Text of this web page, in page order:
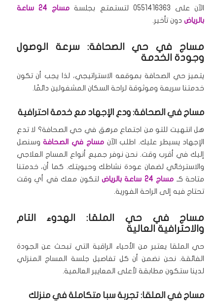
الآن على 0551416363 لتستمتع بجلسة
مساج 24 ساعة
بالرياضدون تأخير.
مساج في حي الصحافة: سرعة الوصول
وجودة الخدمة
يتميز حي الصحافة بموقعه الاستراتيجي، لذا يجب أن تكون
خدمتنا سريعة وموثوقة لراحة السكان المشغولين دائمًا.
مساج في الصحافة: ودع الإجهاد مع خدمة احترافية
هل انتهيت للتو من اجتماع مرهق في حي الصحافة؟ لا تدع
الإجهاد يسيطر عليك. اطلب الآنمساج في الصحافةوسنصل
إليك في أقرب وقت. نحن نوفر جميع أنواع المساج العلاجي
والاسترخائي لضمان عودة نشاطك وحيويتك. كما أن، خدمتنا
متاحة كـ مساج 24 ساعة بالرياض
لتكون معك في أي وقت
تحتاج فيه إلى الراحة الفورية.
مساج في حي الملقا: الهدوء التام
والاحترافية العالية
حي الملقا يعتبر من الأحياء الراقية التي تبحث عن الجودة
الفائقة. نحن نضمن أن كل تفاصيل جلسة المساج المنزلي
لدينا ستكون مطابقة لأعلى المعايير العالمية.
مساج في الملقا: تجربة سبا متكاملة في منزلك